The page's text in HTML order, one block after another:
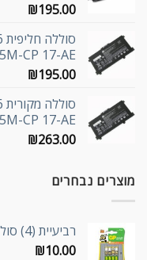
₪195.00
CP 17-AE
₪195.00
CP 17-AE
₪263.00
מוצרים נבחרים
רביעיית (4) סוללות AA של חברת GP
₪10.00